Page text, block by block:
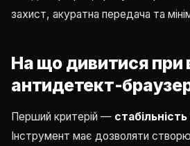
захист, акуратна передача та
На що дивитися при
антидетект-
Перший критерій — стабільність
Інструмент має дозволяти